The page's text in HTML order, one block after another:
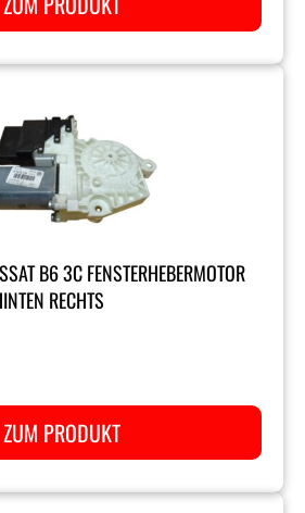
B6 3C FENSTERHEBERMOTOR
RECHTS
ZUM PRODUKT